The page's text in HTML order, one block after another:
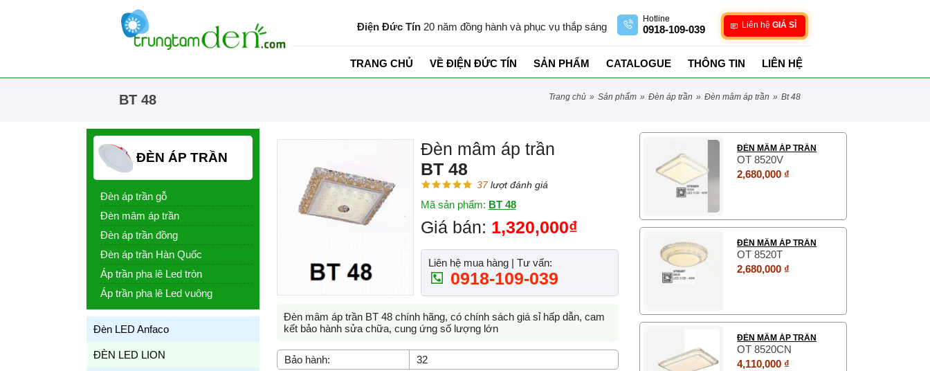
Điện Đức Tín 20 năm đồng hành và phục vụ thắp sáng
Hotline
0918-109-039 Liên hệ GIÁ SỈ
TRANG CHỦ VỀ ĐIỆN ĐỨC TÍN SẢN PHẨM CATALOGUE THÔNG TIN LIÊN HỆ
BT 48 trang chủ » sản phẩm » đèn áp trần » đèn mâm áp trần » bt 48
Đèn mâm áp trần
BT 48
37lượt đánh giá
Mã sản phẩm: BT 48
Giá bán: 1,320,000₫
Liên hệ mua hàng | Tư vấn:
0918-109-039
Đèn mâm áp trần BT 48 chính hãng, có chính sách giá sỉ hấp dẫn, cam
kết bảo hành sửa chữa, cung ứng số lượng lớn
Bảo hành: 32
ĐÈN MÂM ÁP TRẦN
OT 8520V
2,680,000 ₫
ĐÈN MÂM ÁP TRẦN
OT 8520T
2,680,000 ₫
ĐÈN MÂM ÁP TRẦN
OT 8520CN
4,110,000 ₫
ĐÈN ÁP TRẦN
Đèn áp trần gỗ
Đèn mâm áp trần
Đèn áp trần đồng
Đèn áp trần Hàn Quốc
Áp trần pha lê Led tròn
Áp trần pha lê Led vuông
Đèn LED Anfaco
ĐÈN LED LION